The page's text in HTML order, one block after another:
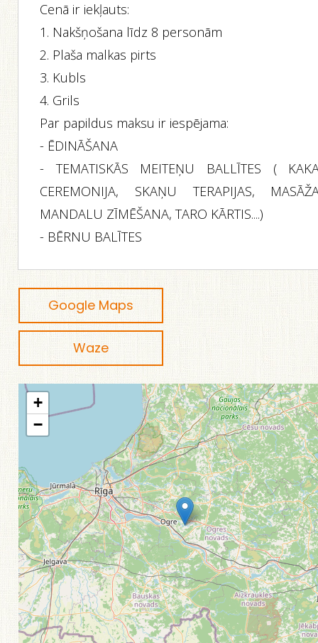
Cenā ir iekļauts:
1. Nakšņošana līdz 8 personām
2. Plaša malkas pirts
3. Kubls
4. Grils
Par papildus maksu ir iespējama:
- ĒDINĀŠANA
- TEMATISKĀS MEITEŅU BALLĪTES (
CEREMONIJA, SKAŅU TERAPIJAS,
MANDALU ZĪMĒŠANA, TARO KĀRTIS....)
- BĒRNU BALĪTES
Google Maps
Waze
+
−